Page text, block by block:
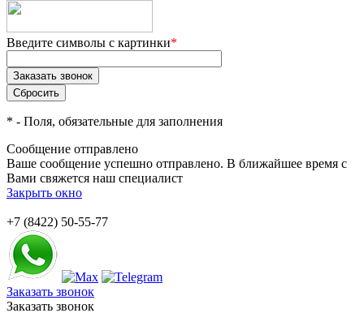
Введите символы с картинки*
* - Поля, обязательные для заполнения
Сообщение отправлено
Ваше сообщение успешно отправлено. В ближайшее время с
Вами свяжется наш специалист
Закрыть окно
+7 (8422) 50-55-77
Заказать звонок
Заказать звонок